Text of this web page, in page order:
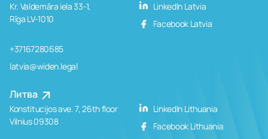
Kr. Valdemāra iela 33-1,
Rīga LV-1010
+37167280685
latvia@widen.legal
LinkedIn Latvia
Facebook Latvia
Литва
Konstitucijos ave. 7, 26th floor
Vilnius 09308
LinkedIn Lithuania
Facebook Lithuania